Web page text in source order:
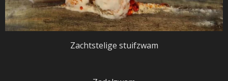
Zachtstelige stuifzwam